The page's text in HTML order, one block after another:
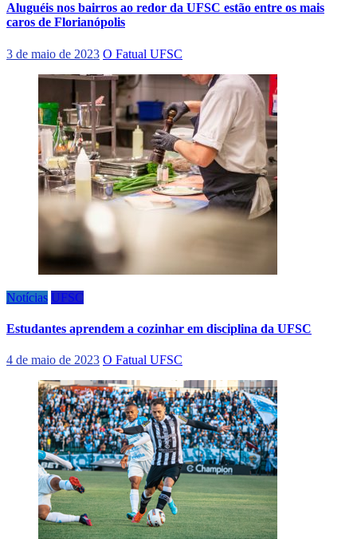
Aluguéis nos bairros ao redor da UFSC estão entre os mais
caros de Florianópolis
3 de maio de 2023 O Fatual UFSC
Notícias UFSC
Estudantes aprendem a cozinhar em disciplina da UFSC
4 de maio de 2023 O Fatual UFSC